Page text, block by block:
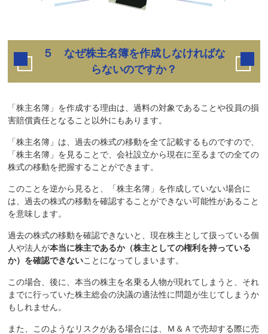
５ なぜ株主名簿を作成しなければな
らないのですか？
「株主名簿」を作成する理由は、過料の対象であることや役員の損
害賠償責任となること以外にもあります。
「株主名簿」は、過去の株式の移動を全て記載するものですので、
「株主名簿」を見ることで、会社設立から現在に至るまでの全ての
株式の移動を把握することができます。
このことを逆から見ると、「株主名簿」を作成していない場合に
は、過去の株式の移動を確認することができない可能性があること
を意味します。
過去の株式の移動を確認できないと、現在株主として扱っている個
人や法人が本当に株主であるか（株主としての権利を持っている
か）を確認できないことになってしまいます。
この場合、後に、本当の株主を名乗る人物が現れてしまうと、それ
までに行っていた株主総会の決議の適法性に問題が生じてしまうか
もしれません。
また、このようなリスクがある場合には、Ｍ＆Ａで売却する際に売